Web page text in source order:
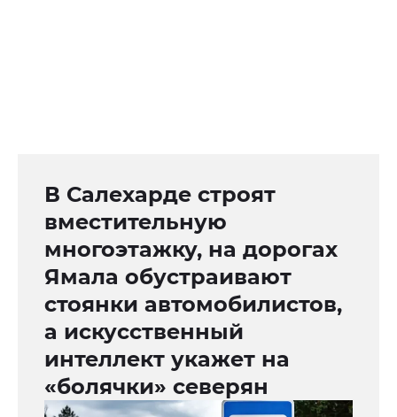
В Салехарде строят
вместительную
многоэтажку, на дорогах
Ямала обустраивают
стоянки автомобилистов,
а искусственный
интеллект укажет на
«болячки» северян